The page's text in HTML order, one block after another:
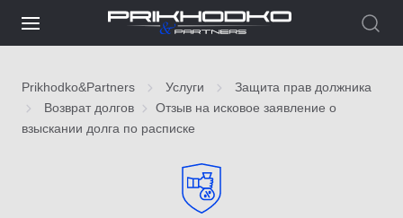
Prikhodko&Partners Услуги
Защита прав должника
Возврат долгов
Отзыв на исковое заявление о
взыскании долга по расписке